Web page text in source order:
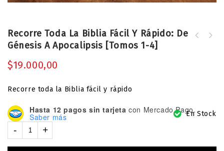
Recorre Toda La Biblia Fácil Y Rápido: De
Génesis A Apocalipsis [Tomos 1-4]
$19.000,00
Recorre toda la Biblia fácil y rápido
En Stock
Hasta 12 pagos sin tarjeta con Mercado Pago.
Saber más